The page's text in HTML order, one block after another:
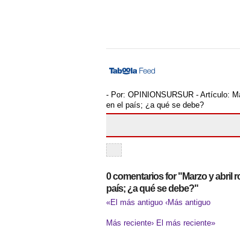
- Por: OPINIONSURSUR - Artículo:
en el país; ¿a qué se debe?
0 comentarios for "Marzo y abril
país; ¿a qué se debe?"
«El más antiguo ‹Más antiguo
Más reciente› El más reciente»